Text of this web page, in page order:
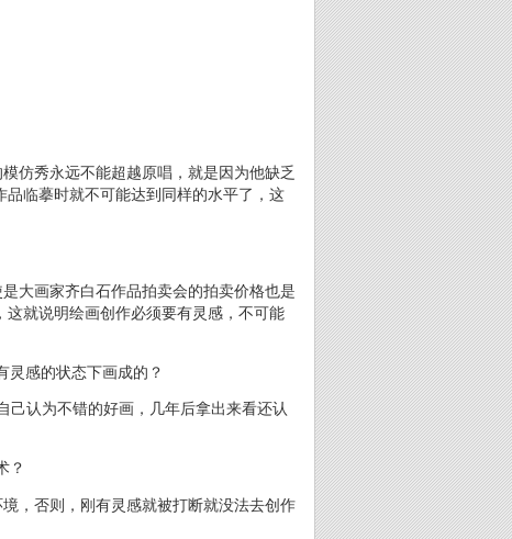
仿秀永远不能超越原唱，就是因为他缺乏
临摹时就不可能达到同样的水平了，这
大画家齐白石作品拍卖会的拍卖价格也是
就说明绘画创作必须要有灵感，不可能
灵感的状态下画成的？
己认为不错的好画，几年后拿出来看还认
？
，否则，刚有灵感就被打断就没法去创作